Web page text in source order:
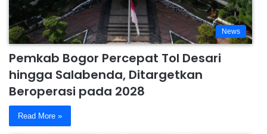
News
Pemkab Bogor Percepat Tol Desari
hingga Salabenda, Ditargetkan
Beroperasi pada 2028
Read More »